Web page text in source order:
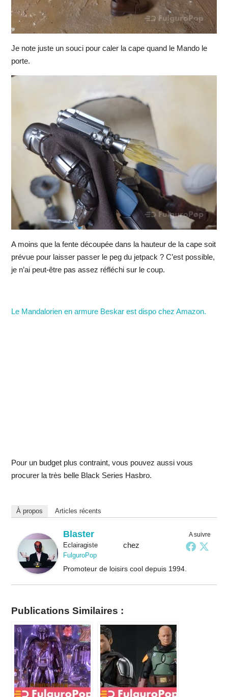
Je note juste un souci pour caler la cape quand le Mando le
porte.
A moins que la fente découpée dans la hauteur de la cape soit
prévue pour laisser passer le peg du jetpack ? C’est possible,
je n’ai peut-être pas assez réfléchi sur le coup.
Le Mandalorien en armure Beskar est dispo chez Amazon.
Pour un budget plus contraint, vous pouvez aussi vous
procurer la très belle Black Series Hasbro.
À propos Articles récents
A suivre
Blaster
Eclairagistechez
FulguroPop
Promoteur de loisirs cool depuis 1994.
Publications Similaires :